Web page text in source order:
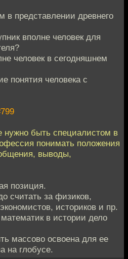
в представлении древнего
вполне человек для
человек в сегодняшнем
понятия человека с
быть специалистом в
понимать положения
выводы,
позиция.
считать за физиков,
историков и пр.
математик в истории дело
массово освоена для ее
на глобусе.